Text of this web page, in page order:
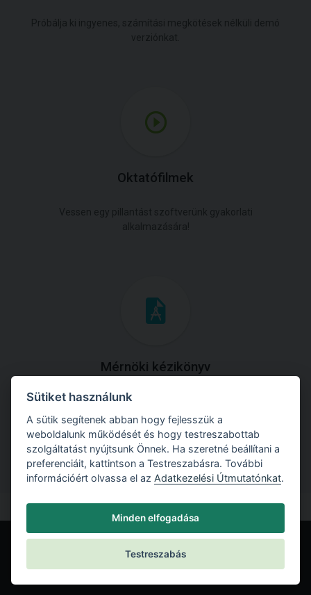
Oktatófilmek
Mérnöki kézikönyv
Töltse le útmutatónkat az összes elméleti anyaggal és
gyakorlati példával!
Sütiket használunk
A sütik segítenek abban hogy fejlesszük a
weboldalunk működését és hogy testreszabottab
szolgáltatást nyújtsunk Önnek. Ha szeretné beállítani a
preferenciáit, kattintson a Testreszabásra. További
információért olvassa el az Adatkezelési Útmutatónkat.
Minden elfogadása
Testreszabás